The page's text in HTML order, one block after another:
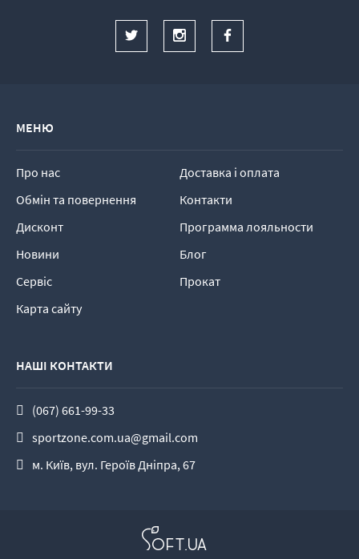
МЕНЮ
Про нас
Доставка і оплата
Обмін та повернення
Контакти
Дисконт
Программа лояльности
Новини
Блог
Сервіс
Прокат
Карта сайту
НАШІ КОНТАКТИ
(067) 661-99-33
sportzone.com.ua@gmail.com
м. Київ, вул. Героїв Дніпра, 67